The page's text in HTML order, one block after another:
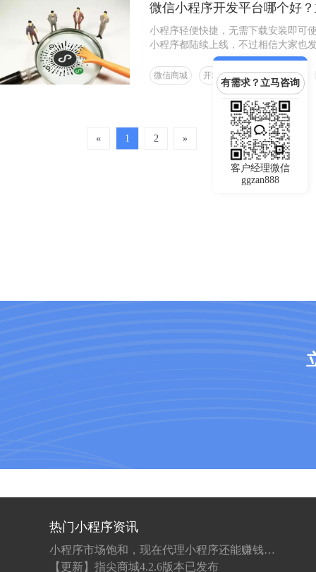
微信小程序开发平台哪个好
小程序轻便快捷，无需下载安装即可
小程序都陆续上线，不过相信大家也
序开发水平有高有低。
微信商城 开发小程序 电商小程序
« 1 2 »
有需求？立马咨询
客户经理微信
ggzan888
热门小程序资讯
小程序市场饱和，现在代理小程序还能赚钱吗？
【更新】指尖商城4.2.6版本已发布